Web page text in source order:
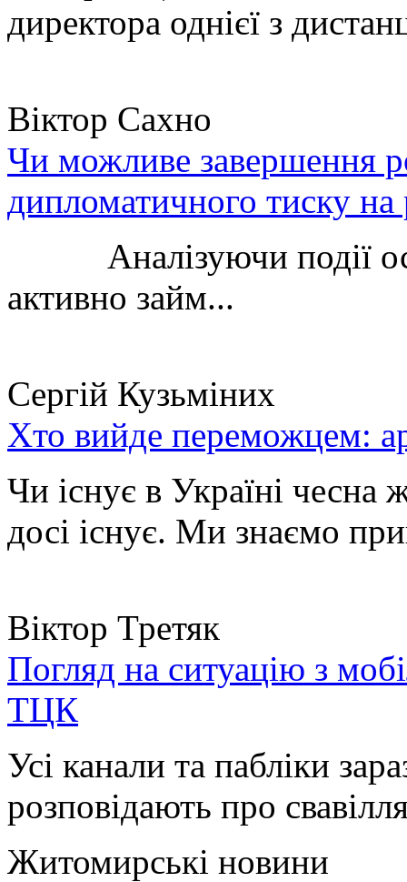
директора однієї з
Віктор Сахно
Чи можливе завершення
дипломатичного тиску
Аналізуючи події
активно займ...
Сергій Кузьміних
Хто вийде переможцем:
Чи існує в Україні чесна
досі існує. Ми знаємо
Віктор Третяк
Погляд на ситуацію з
ТЦК
Усі канали та пабліки
розповідають про
Житомирські новини